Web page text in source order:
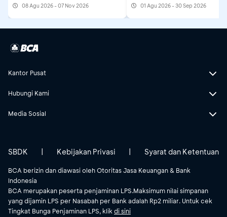
08 Agu 2026 - 07 Nov 2026 01 Agu 2026 - 30 Sep 2026
Kantor Pusat
Hubungi Kami
Media Sosial
BCA berizin dan diawasi oleh Otoritas Jasa Keuangan & Bank
Indonesia
BCA merupakan peserta penjaminan LPS.Maksimum nilai simpanan
yang dijamin LPS per Nasabah per Bank adalah Rp2 miliar. Untuk cek
Tingkat Bunga Penjaminan LPS, klikdi sini
SBDK Kebijakan Privasi Syarat dan Ketentuan